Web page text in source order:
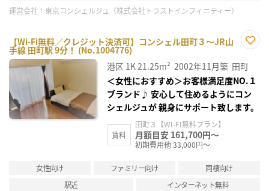
運営会社： 東京コンシェルジュ（株式会社トラストインフィニティー）
【Wi-Fi無料／クレジット決済可】コンシェル田町３～JR山
手線 田町駅 9分！ (No.1004776)
に入
り登
録
港区 1K21.25m² 2002年11月築 田町
＜女性におすすめ＞お客様満足度NO.１
ブランド♪ 安心して住めるようにコン
シェルジュが 親身にサポート致します。
賃料
田町３【WI-FI無料プラン】
月額目安 161,700円～
初期費用他 33,000円～
女性向け ファミリー向け
同棲向け
駅近
インターネット無料